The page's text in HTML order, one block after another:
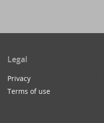
Legal
Privacy
Terms of use